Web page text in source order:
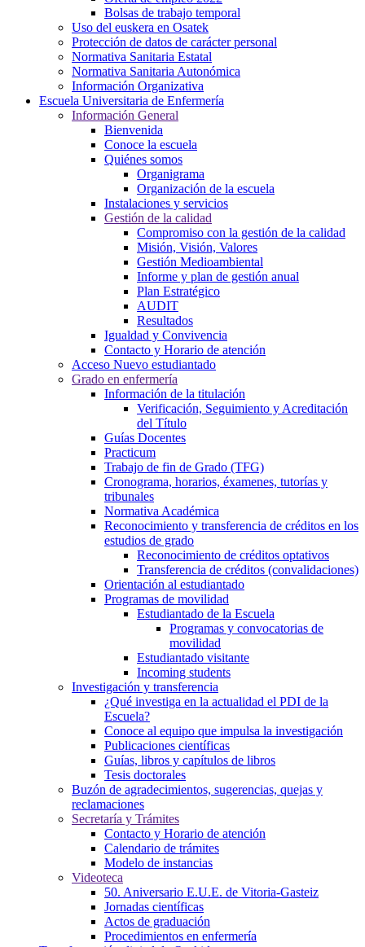
Bolsas de trabajo temporal
Uso del euskera en Osatek
Protección de datos de carácter personal
Normativa Sanitaria Estatal
Normativa Sanitaria Autonómica
Información Organizativa
Escuela Universitaria de Enfermería
Información General
Bienvenida
Conoce la escuela
Quiénes somos
Organigrama
Organización de la escuela
Instalaciones y servicios
Gestión de la calidad
Compromiso con la gestión de la calidad
Misión, Visión, Valores
Gestión Medioambiental
Informe y plan de gestión anual
Plan Estratégico
AUDIT
Resultados
Igualdad y Convivencia
Contacto y Horario de atención
Acceso Nuevo estudiantado
Grado en enfermería
Información de la titulación
Verificación, Seguimiento y Acreditación
del Título
Guías Docentes
Practicum
Trabajo de fin de Grado (TFG)
Cronograma, horarios, éxamenes, tutorías y
tribunales
Normativa Académica
Reconocimiento y transferencia de créditos en los
estudios de grado
Reconocimiento de créditos optativos
Transferencia de créditos (convalidaciones)
Orientación al estudiantado
Programas de movilidad
Estudiantado de la Escuela
Programas y convocatorias de
movilidad
Estudiantado visitante
Incoming students
Investigación y transferencia
¿Qué investiga en la actualidad el PDI de la
Escuela?
Conoce al equipo que impulsa la investigación
Publicaciones científicas
Guías, libros y capítulos de libros
Tesis doctorales
Buzón de agradecimientos, sugerencias, quejas y
reclamaciones
Secretaría y Trámites
Contacto y Horario de atención
Calendario de trámites
Modelo de instancias
Videoteca
50. Aniversario E.U.E. de Vitoria-Gasteiz
Jornadas científicas
Actos de graduación
Procedimientos en enfermería